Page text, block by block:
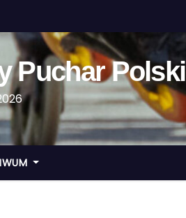
Puchar Polski